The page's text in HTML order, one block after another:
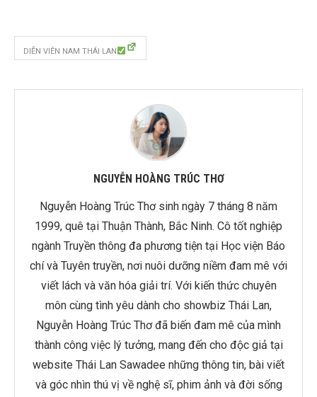
DIỄN VIÊN NAM THÁI LAN
NGUYỄN HOÀNG TRÚC THƠ
Nguyễn Hoàng Trúc Thơ sinh ngày 7 tháng 8 năm
1999, quê tại Thuận Thành, Bắc Ninh. Cô tốt nghiệp
ngành Truyền thông đa phương tiện tại Học viện Báo
chí và Tuyên truyền, nơi nuôi dưỡng niềm đam mê với
viết lách và văn hóa giải trí. Với kiến thức chuyên
môn cùng tình yêu dành cho showbiz Thái Lan,
Nguyễn Hoàng Trúc Thơ đã biến đam mê của mình
thành công việc lý tưởng, mang đến cho độc giả tại
website Thái Lan Sawadee những thông tin, bài viết
và góc nhìn thú vị về nghệ sĩ, phim ảnh và đời sống